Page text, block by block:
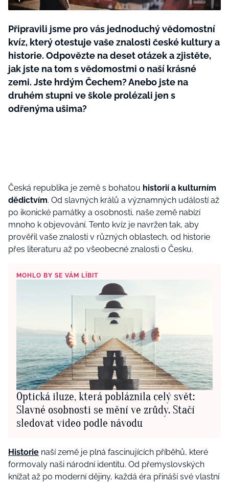
ROČNÍ PŘEDPLATNÉ SVĚT ŽENY +
Připravili jsme pro vás jednoduchý vědomostní
kvíz, který otestuje vaše znalosti české kultury a
historie. Odpovězte na deset otázek a zjistěte,
jak jste na tom s vědomostmi o naší krásné
zemi. Jste hrdým Čechem? Anebo jste na
druhém stupni ve škole prolézali jen s
odřenýma ušima?
Česká republika je země s bohatou historií a kulturním
dědictvím. Od slavných králů a významných událostí až
po ikonické památky a osobnosti, naše země nabízí
mnoho k objevování. Tento kvíz je navržen tak, aby
prověřil vaše znalosti v různých oblastech, od historie
přes literaturu až po všeobecné znalosti o Česku.
MOHLO BY SE VÁM LÍBIT
Optická iluze, která pobláznila celý svět:
Slavné osobnosti se mění ve zrůdy. Stačí
sledovat video podle návodu
Historie naší země je plná fascinujících příběhů, které
formovaly naši národní identitu. Od přemyslovských
knížat až po moderní dějiny, každá éra přináší své vlastní